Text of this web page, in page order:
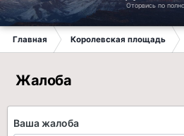
Оторвись по
Главная Королевская площадь
Жалоба
Ваша жалоба